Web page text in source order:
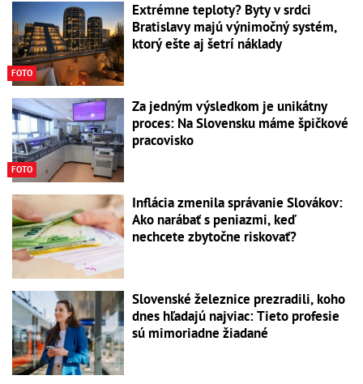
FOTO
Extrémne teploty? Byty v srdci
Bratislavy majú výnimočný systém,
ktorý ešte aj šetrí náklady
FOTO
Za jedným výsledkom je unikátny
proces: Na Slovensku máme špičkové
pracovisko
Inflácia zmenila správanie Slovákov:
Ako narábať s peniazmi, keď
nechcete zbytočne riskovať?
Slovenské železnice prezradili, koho
dnes hľadajú najviac: Tieto profesie
sú mimoriadne žiadané